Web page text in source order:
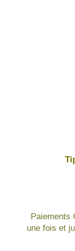
Paiements
une fois et